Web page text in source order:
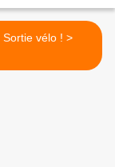
CE2 - Sortie vélo ! >